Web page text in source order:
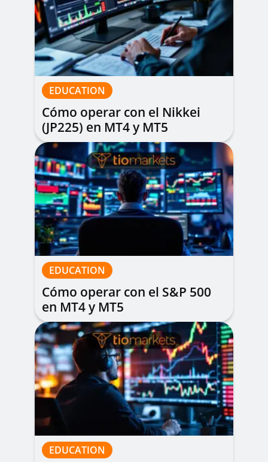
EDUCATION
Cómo operar con el Nikkei
(JP225) en MT4 y MT5
EDUCATION
Cómo operar con el S&P 500
en MT4 y MT5
EDUCATION